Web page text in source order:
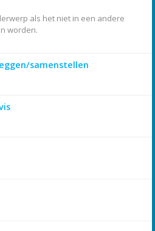
als het niet in een andere
worden.
samenstellen